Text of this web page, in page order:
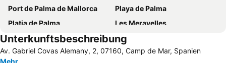
Port de Palma de Mallorca
Playa de Palma
Platja de Palma
Les Meravelles
Hafen von Port de Soller
Bamboleo
Cala Fornells
Platja Palmira o Platja Peguera Palmira o Platja des Pouet
Unterkunftsbeschreibung
Av. Gabriel Covas Alemany, 2, 07160, Camp de Mar, Spanien